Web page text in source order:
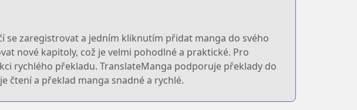
se zaregistrovat a jedním kliknutím přidat manga do svého
nové kapitoly, což je velmi pohodlné a praktické. Pro
rychlého překladu. TranslateManga podporuje překlady do
čtení a překlad manga snadné a rychlé.